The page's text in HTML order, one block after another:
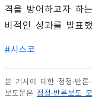
격을 방어하고자 하
비적인 성과를 발표
#시스코
본 기사에 대한 정정·반론
보도문은 정정·반론보도